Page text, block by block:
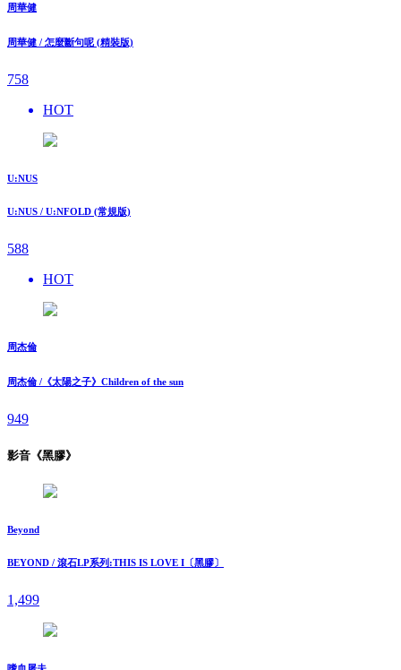
周華健
周華健 / 怎麼斷句呢 (精裝版)
758
HOT
U:NUS
U:NUS / U:NFOLD (常規版)
588
HOT
周杰倫
周杰倫 /《太陽之子》Children of the sun
949
影音《黑膠》
Beyond
BEYOND / 滾石LP系列:THIS IS LOVE I〔黑膠〕
1,499